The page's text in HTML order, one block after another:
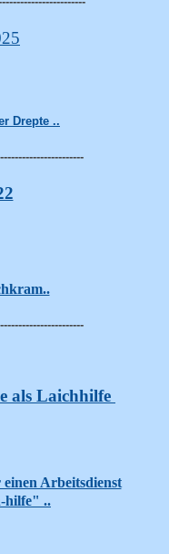
Drepte ..
als Laichhilfe
einen Arbeitsdienst
hilfe" ..